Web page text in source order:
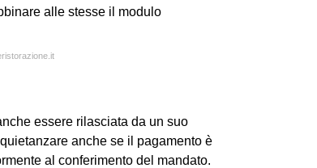
alle stesse il modulo
essere rilasciata da un suo
anche se il pagamento è
al conferimento del mandato.